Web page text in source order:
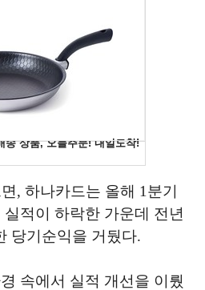
, 하나카드는 올해 1분기
적이 하락한 가운데 전년
당기순익을 거뒀다.
속에서 실적 개선을 이뤘